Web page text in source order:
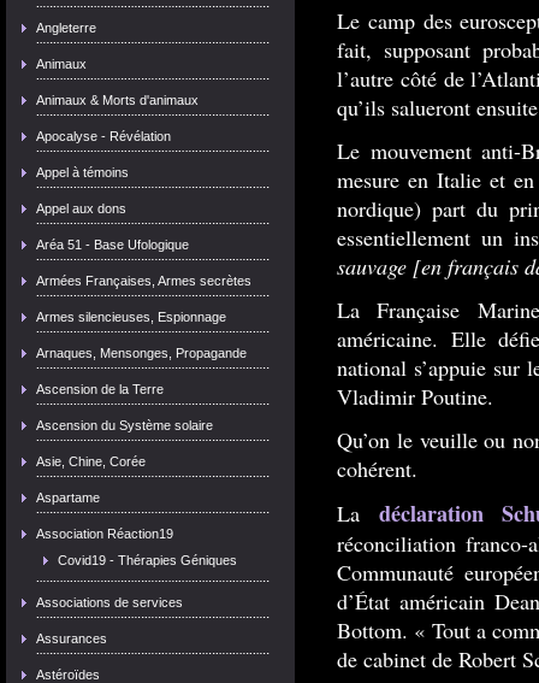
Angleterre
Animaux
Animaux & Morts d'animaux
Apocalyse - Révélation
Appel à témoins
Appel aux dons
Aréa 51 - Base Ufologique
Armées Françaises, Armes secrètes
Armes silencieuses, Espionnage
Arnaques, Mensonges, Propagande
Ascension de la Terre
Ascension du Système solaire
Asie, Chine, Corée
Aspartame
Association Réaction19
Covid19 - Thérapies Géniques
Associations de services
Assurances
Astéroïdes
Le camp des
fait, supposant
l’autre côté de
qu’ils salueront
Le mouvement anti-
mesure en Italie et
nordique) part du
essentiellement un
sauvage [en français
La Française
américaine. Elle
national s’appuie sur
Vladimir Poutine.
Qu’on le veuille ou
cohérent.
La
déclaration
réconciliation
Communauté
d’État américain
Bottom. « Tout a
de cabinet de Robert